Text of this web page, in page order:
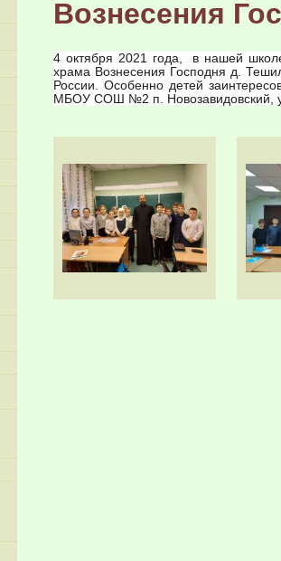
Вознесения
4 октября 2021 года, в нашей
храма Вознесения Господня д.
России. Особенно детей
МБОУ СОШ №2 п. Новозавидовский,